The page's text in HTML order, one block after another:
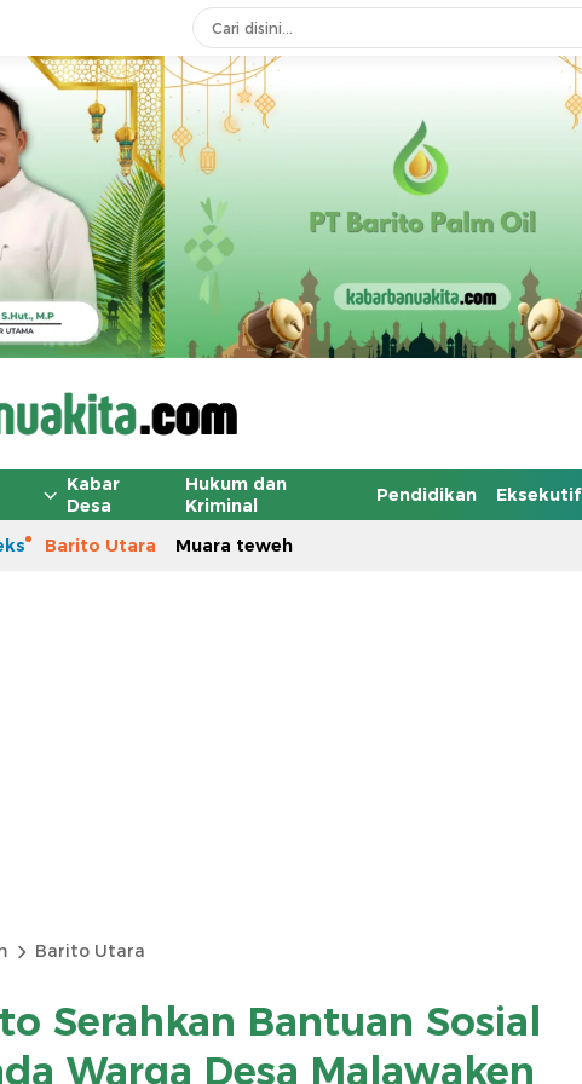
Kabar
Desa
Hukum dan
Kriminal
Pendidikan Eksekutif
Barito Utara Muara teweh
Barito Utara
Serahkan Bantuan Sosial
Warga Desa Malawaken